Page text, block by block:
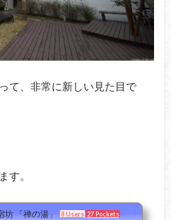
て、非常に新しい見た目で
す。
「禅の湯」 8 Users 27 Pockets